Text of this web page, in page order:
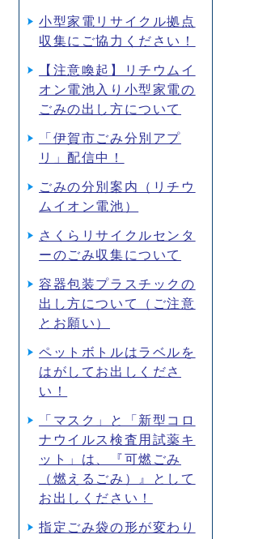
小型家電リサイクル拠点
収集にご協力ください！
【注意喚起】リチウムイ
オン電池入り小型家電の
ごみの出し方について
「伊賀市ごみ分別アプ
リ」配信中！
ごみの分別案内（リチウ
ムイオン電池）
さくらリサイクルセンタ
ーのごみ収集について
容器包装プラスチックの
出し方について（ご注意
とお願い）
ペットボトルはラベルを
はがしてお出しくださ
い！
「マスク」と「新型コロ
ナウイルス検査用試薬キ
ット」は、『可燃ごみ
（燃えるごみ）』として
お出しください！
指定ごみ袋の形が変わり